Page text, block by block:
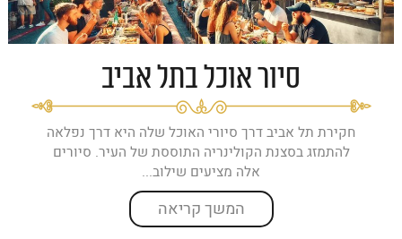
סיור אוכל בתל אביב
חקירת תל אביב דרך סיורי האוכל שלה היא דרך נפלאה
להתמזג בסצנת הקולינריה התוססת של העיר. סיורים
אלה מציעים שילוב...
המשך קריאה